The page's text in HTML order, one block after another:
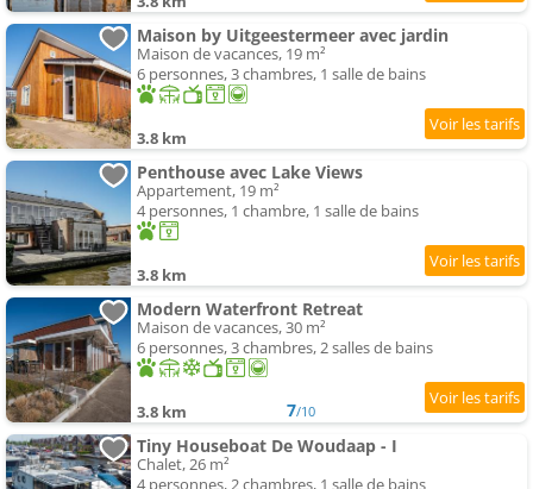
Maison by Uitgeestermeer avec jardin
Maison de vacances, 19 m²
6 personnes, 3 chambres, 1 salle de bains
3.8 km
Penthouse avec Lake Views
Appartement, 19 m²
4 personnes, 1 chambre, 1 salle de bains
3.8 km
Modern Waterfront Retreat
Maison de vacances, 30 m²
6 personnes, 3 chambres, 2 salles de bains
3.8 km 7/10
Tiny Houseboat De Woudaap - I
Chalet, 26 m²
4 personnes, 2 chambres, 1 salle de bains